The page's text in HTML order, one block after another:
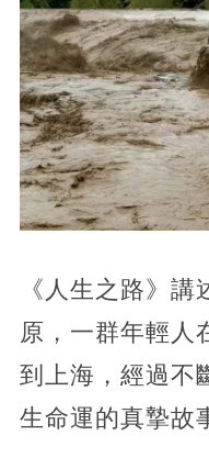
《人生之路》
原，一群年輕人
到上海，經過不
生命運的真摯故